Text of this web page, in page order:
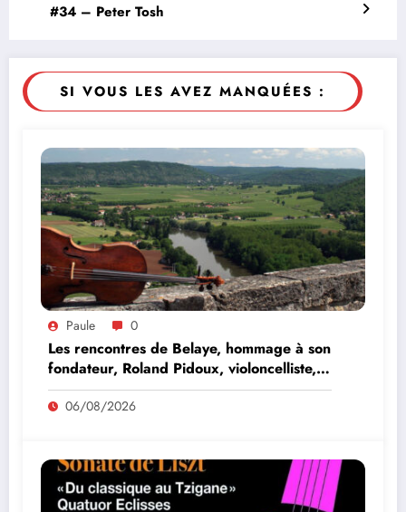
#34 – Peter Tosh
SI VOUS LES AVEZ MANQUÉES :
Paule 0
Les rencontres de Belaye, hommage à son
fondateur, Roland Pidoux, violoncelliste,
le vendredi 07 août 2026
06/08/2026